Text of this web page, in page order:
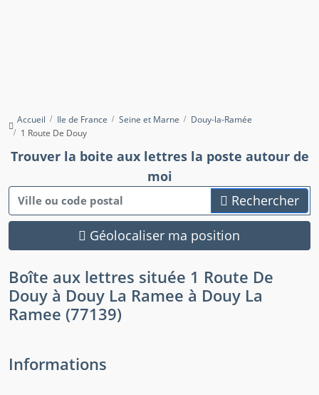
Accueil Ile de France Seine et Marne
Douy-la-Ramée
1 Route De Douy
Trouver la boite aux lettres la poste autour de
moi
Rechercher
Géolocaliser ma position
Boîte aux lettres située 1 Route De
Douy à Douy La Ramee à Douy La
Ramee (77139)
Informations